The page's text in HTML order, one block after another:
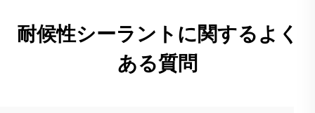
耐候性シーラントに関するよく
ある質問